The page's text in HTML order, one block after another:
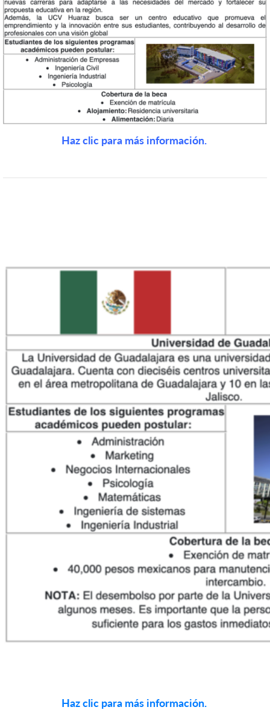
Haz clic para más información.
Haz clic para más información.